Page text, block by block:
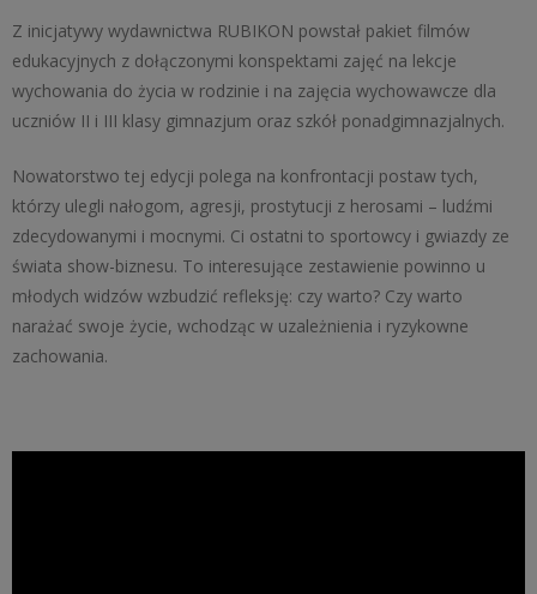
Z inicjatywy wydawnictwa RUBIKON powstał pakiet filmów
edukacyjnych z dołączonymi konspektami zajęć na lekcje
wychowania do życia w rodzinie i na zajęcia wychowawcze dla
uczniów II i III klasy gimnazjum oraz szkół ponadgimnazjalnych.
Nowatorstwo tej edycji polega na konfrontacji postaw tych,
którzy ulegli nałogom, agresji, prostytucji z herosami – ludźmi
zdecydowanymi i mocnymi. Ci ostatni to sportowcy i gwiazdy ze
świata show-biznesu. To interesujące zestawienie powinno u
młodych widzów wzbudzić refleksję: czy warto? Czy warto
narażać swoje życie, wchodząc w uzależnienia i ryzykowne
zachowania.